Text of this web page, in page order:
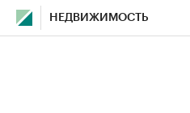
НЕДВИЖИМОСТЬ